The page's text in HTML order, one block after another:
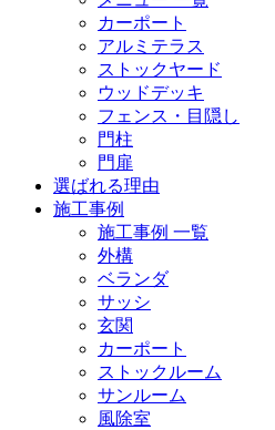
カーポート
アルミテラス
ストックヤード
ウッドデッキ
フェンス・目隠し
門柱
門扉
選ばれる理由
施工事例
施工事例 一覧
外構
ベランダ
サッシ
玄関
カーポート
ストックルーム
サンルーム
風除室